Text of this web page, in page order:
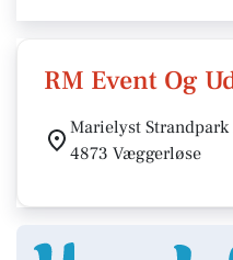
RM Event Og
Marielyst Strandpark
4873 Væggerløse